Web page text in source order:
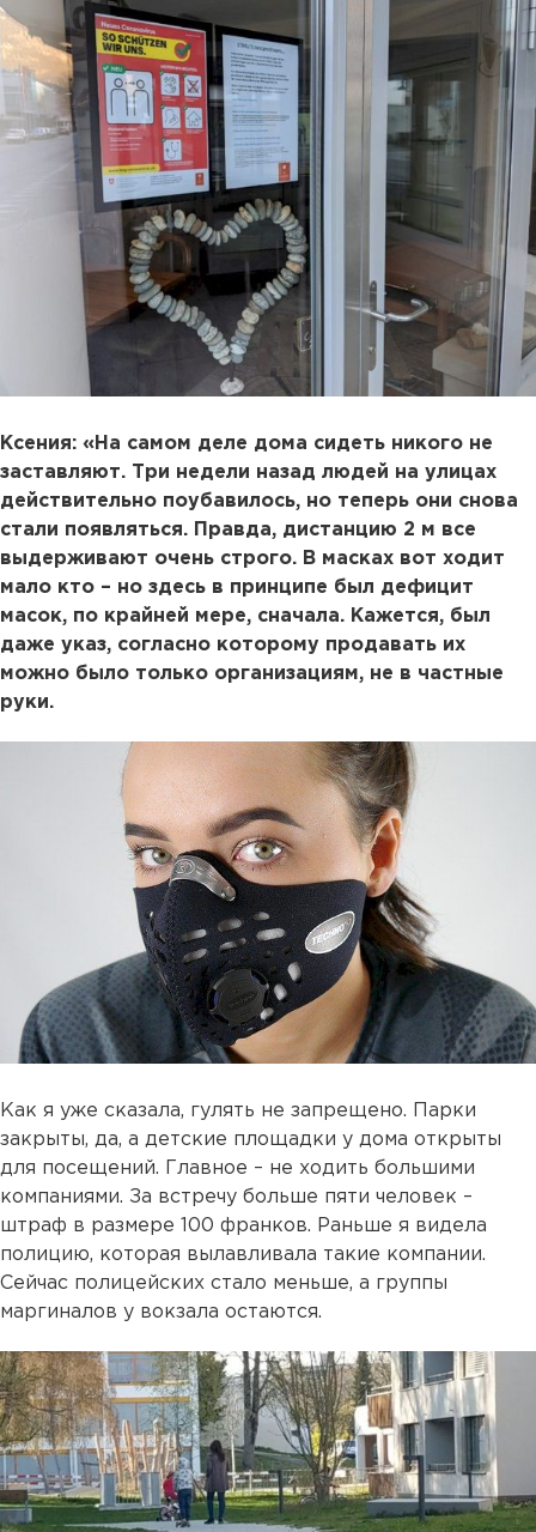
Ксения: «На самом деле дома сидеть никого не
заставляют. Три недели назад людей на улицах
действительно поубавилось, но теперь они снова
стали появляться. Правда, дистанцию 2 м все
выдерживают очень строго. В масках вот ходит
мало кто – но здесь в принципе был дефицит
масок, по крайней мере, сначала. Кажется, был
даже указ, согласно которому продавать их
можно было только организациям, не в частные
руки.
Как я уже сказала, гулять не запрещено. Парки
закрыты, да, а детские площадки у дома открыты
для посещений. Главное – не ходить большими
компаниями. За встречу больше пяти человек –
штраф в размере 100 франков. Раньше я видела
полицию, которая вылавливала такие компании.
Сейчас полицейских стало меньше, а группы
маргиналов у вокзала остаются.